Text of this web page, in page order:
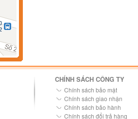
CHÍNH SÁCH CÔNG TY
Chính sách bảo mật
Chính sách giao nhận
Chính sách bảo hành
Chính sách đổi trả hàng